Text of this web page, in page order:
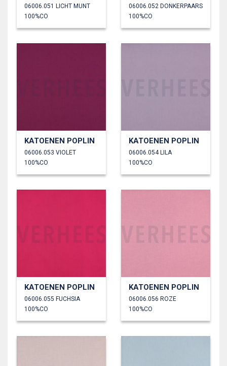
06006.051 LICHT MUNT
100%CO
06006.052 DONKERPAARS
100%CO
KATOENEN POPLIN
06006.053 VIOLET
100%CO
KATOENEN POPLIN
06006.054 LILA
100%CO
KATOENEN POPLIN
06006.055 FUCHSIA
100%CO
KATOENEN POPLIN
06006.056 ROZE
100%CO